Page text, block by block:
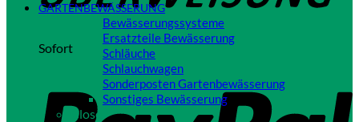
Sofort
GARTENBEWÄSSERUNG
Bewässerungssysteme
Ersatzteile Bewässerung
Schläuche
Schlauchwagen
Sonderposten Gartenbewässerung
Sonstiges Bewässerung
Close